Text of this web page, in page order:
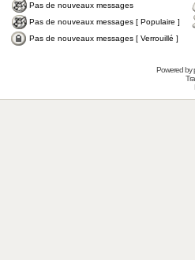
Pas de nouveaux messages
Pas de nouveaux messages [ Populaire ]
Pas de nouveaux messages [ Verrouillé ]
Powered by